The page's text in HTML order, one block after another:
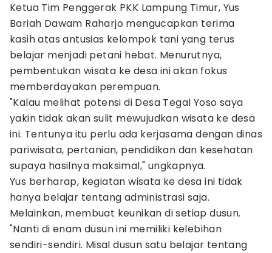
Ketua Tim Penggerak PKK Lampung Timur, Yus
Bariah Dawam Raharjo mengucapkan terima
kasih atas antusias kelompok tani yang terus
belajar menjadi petani hebat. Menurutnya,
pembentukan wisata ke desa ini akan fokus
memberdayakan perempuan.
"Kalau melihat potensi di Desa Tegal Yoso saya
yakin tidak akan sulit mewujudkan wisata ke desa
ini. Tentunya itu perlu ada kerjasama dengan dinas
pariwisata, pertanian, pendidikan dan kesehatan
supaya hasilnya maksimal," ungkapnya.
Yus berharap, kegiatan wisata ke desa ini tidak
hanya belajar tentang administrasi saja.
Melainkan, membuat keunikan di setiap dusun.
"Nanti di enam dusun ini memiliki kelebihan
sendiri-sendiri. Misal dusun satu belajar tentang